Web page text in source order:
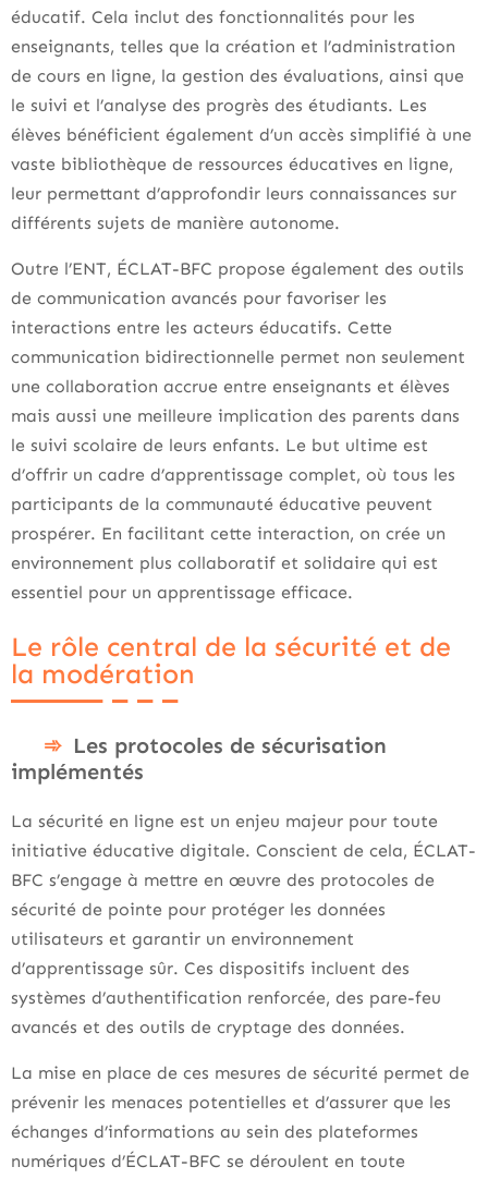
éducatif. Cela inclut des fonctionnalités pour les
enseignants, telles que la création et l’administration
de cours en ligne, la gestion des évaluations, ainsi que
le suivi et l’analyse des progrès des étudiants. Les
élèves bénéficient également d’un accès simplifié à une
vaste bibliothèque de ressources éducatives en ligne,
leur permettant d’approfondir leurs connaissances sur
différents sujets de manière autonome.
Outre l’ENT, ÉCLAT-BFC propose également des outils
de communication avancés pour favoriser les
interactions entre les acteurs éducatifs. Cette
communication bidirectionnelle permet non seulement
une collaboration accrue entre enseignants et élèves
mais aussi une meilleure implication des parents dans
le suivi scolaire de leurs enfants. Le but ultime est
d’offrir un cadre d’apprentissage complet, où tous les
participants de la communauté éducative peuvent
prospérer. En facilitant cette interaction, on crée un
environnement plus collaboratif et solidaire qui est
essentiel pour un apprentissage efficace.
Le rôle central de la sécurité et de
la modération
Les protocoles de sécurisation
implémentés
La sécurité en ligne est un enjeu majeur pour toute
initiative éducative digitale. Conscient de cela, ÉCLAT-
BFC s’engage à mettre en œuvre des protocoles de
sécurité de pointe pour protéger les données
utilisateurs et garantir un environnement
d’apprentissage sûr. Ces dispositifs incluent des
systèmes d’authentification renforcée, des pare-feu
avancés et des outils de cryptage des données.
La mise en place de ces mesures de sécurité permet de
prévenir les menaces potentielles et d’assurer que les
échanges d’informations au sein des plateformes
numériques d’ÉCLAT-BFC se déroulent en toute